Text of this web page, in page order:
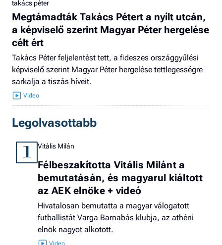
takács péter
Megtámadták Takács Pétert a nyílt utcán,
a képviselő szerint Magyar Péter hergelése
célt ért
Takács Péter feljelentést tett, a fideszes országgyűlési
képviselő szerint Magyar Péter hergelése tettlegességre
sarkalja a tiszás híveit.
Legolvasottabb
1 Vitális Milán
Félbeszakította Vitális Milánt a
bemutatásán, és magyarul kiáltott
az AEK elnöke + videó
Hivatalosan bemutatta a magyar válogatott
futballistát Varga Barnabás klubja, az athéni
elnök nagyot alkotott.